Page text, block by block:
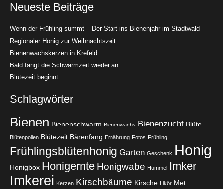
Neueste Beiträge
Wenn der Frühling summt – Der Start ins Bienenjahr im Stadtwald
Regionaler Honig zur Weihnachtszeit
Bienenwachskerzen in Krefeld
Bald fängt die Schwarmzeit wieder an
Blütezeit beginnt
Schlagwörter
Bienen Bienenschwarm Bienenwachs Bienenzucht Blüte
Blütenpollen Blütezeit Bärenfang Ernährung Fotos Frühling
Frühlingsblütenhonig Garten Geschenk Honig
Honigbox Honigernte Honigwabe Hummel Imker
Imkerei Kerzen Kirschbäume Kirsche Likör Met